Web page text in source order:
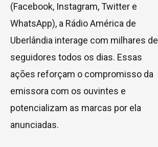
(Facebook, Instagram, Twitter e
WhatsApp), a Rádio América de
Uberlândia interage com milhares de
seguidores todos os dias. Essas
ações reforçam o compromisso da
emissora com os ouvintes e
potencializam as marcas por ela
anunciadas.